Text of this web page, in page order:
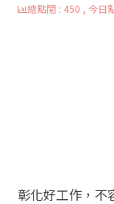
總點閱 : 450 , 今日
彰化好工作，不